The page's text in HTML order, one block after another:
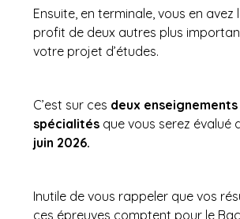
Ensuite, en terminale, vous en avez
profit de deux autres plus
votre projet d’études.
C’est sur ces deux enseignements
spécialités que vous serez évalué
juin 2026.
Inutile de vous rappeler que vos
ces épreuves comptent pour le